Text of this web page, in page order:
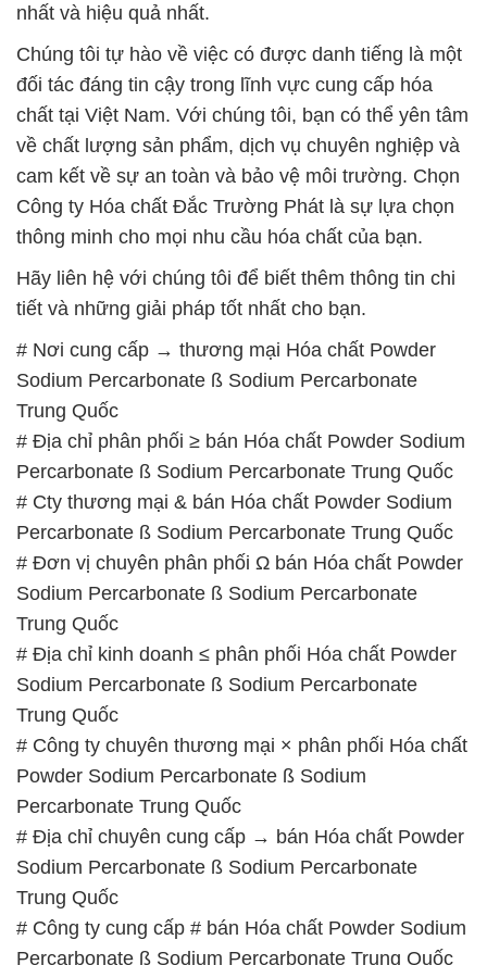
nhất và hiệu quả nhất.
Chúng tôi tự hào về việc có được danh tiếng là một
đối tác đáng tin cậy trong lĩnh vực cung cấp hóa
chất tại Việt Nam. Với chúng tôi, bạn có thể yên tâm
về chất lượng sản phẩm, dịch vụ chuyên nghiệp và
cam kết về sự an toàn và bảo vệ môi trường. Chọn
Công ty Hóa chất Đắc Trường Phát là sự lựa chọn
thông minh cho mọi nhu cầu hóa chất của bạn.
Hãy liên hệ với chúng tôi để biết thêm thông tin chi
tiết và những giải pháp tốt nhất cho bạn.
# Nơi cung cấp → thương mại Hóa chất Powder
Sodium Percarbonate ß Sodium Percarbonate
Trung Quốc
# Địa chỉ phân phối ≥ bán Hóa chất Powder Sodium
Percarbonate ß Sodium Percarbonate Trung Quốc
# Cty thương mại & bán Hóa chất Powder Sodium
Percarbonate ß Sodium Percarbonate Trung Quốc
# Đơn vị chuyên phân phối Ω bán Hóa chất Powder
Sodium Percarbonate ß Sodium Percarbonate
Trung Quốc
# Địa chỉ kinh doanh ≤ phân phối Hóa chất Powder
Sodium Percarbonate ß Sodium Percarbonate
Trung Quốc
# Công ty chuyên thương mại × phân phối Hóa chất
Powder Sodium Percarbonate ß Sodium
Percarbonate Trung Quốc
# Địa chỉ chuyên cung cấp → bán Hóa chất Powder
Sodium Percarbonate ß Sodium Percarbonate
Trung Quốc
# Công ty cung cấp # bán Hóa chất Powder Sodium
Percarbonate ß Sodium Percarbonate Trung Quốc